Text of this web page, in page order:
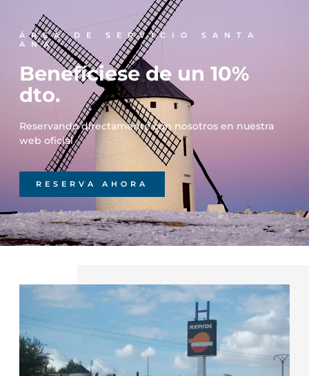
ÁREA DE SERVICIO SANTA
ANA
Benefíciese de un 10%
dto.
Reservando directamente con nosotros en nuestra
web oficial
RESERVA AHORA